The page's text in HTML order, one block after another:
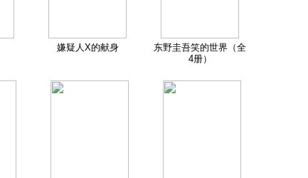
嫌疑人X的献身
东野圭吾笑的世界（全
4册）